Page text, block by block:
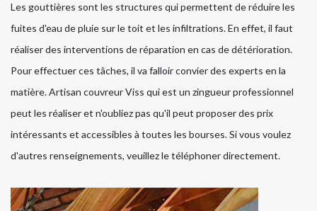
Les gouttières sont les structures qui permettent de réduire les
fuites d'eau de pluie sur le toit et les infiltrations. En effet, il faut
réaliser des interventions de réparation en cas de détérioration.
Pour effectuer ces tâches, il va falloir convier des experts en la
matière. Artisan couvreur Viss qui est un zingueur professionnel
peut les réaliser et n'oubliez pas qu'il peut proposer des prix
intéressants et accessibles à toutes les bourses. Si vous voulez
d'autres renseignements, veuillez le téléphoner directement.